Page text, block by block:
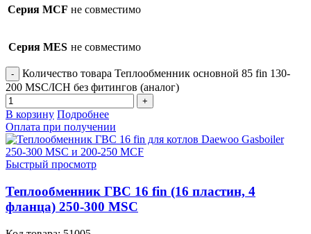
Серия MCF не совместимо
Серия MES не совместимо
Количество товара Теплообменник основной 85 fin 130-
200 MSC/ICH без фитингов (аналог)
В корзину Подробнее
Оплата при получении
Быстрый просмотр
Теплообменник ГВС 16 fin (16 пластин, 4
фланца) 250-300 MSC